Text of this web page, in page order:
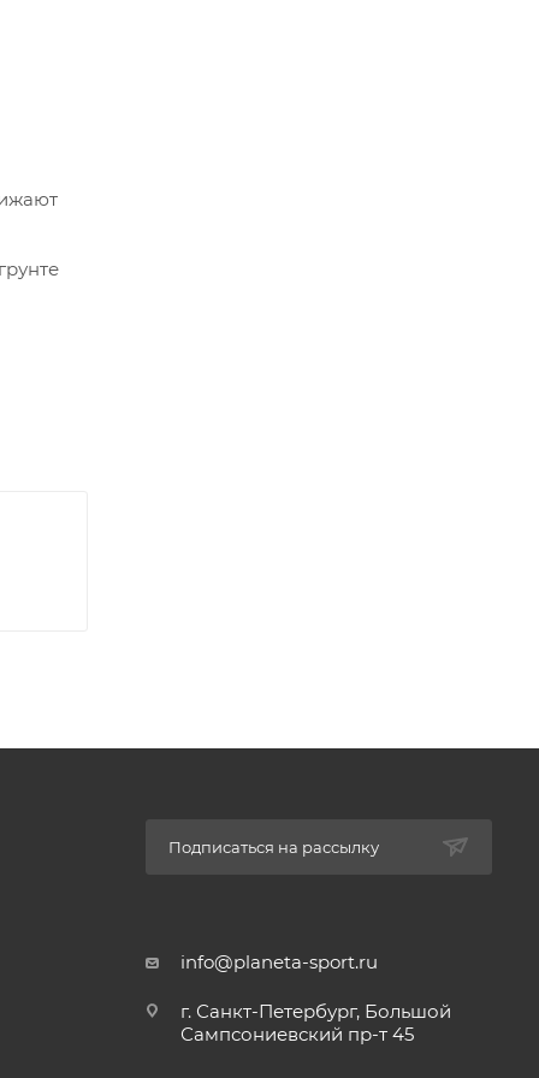
Подписаться на рассылку
info@planeta-sport.ru
г. Санкт-Петербург, Большой
Сампсониевский пр-т 45